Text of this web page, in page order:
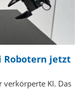
Robotern jetzt
verkörperte KI. Das